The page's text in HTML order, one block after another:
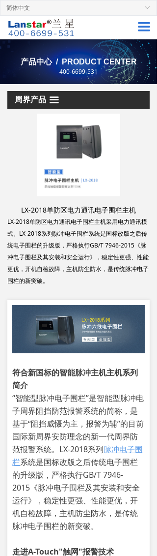
끀
首页
周界产品
解决方案
服务支持
成功案例
ꀅ
简体中文
符合新国标的智能脉冲主机主机系列
简介
“智能型脉冲电子围栏”是智能型脉冲电
子周界阻挡防范报警系统的简称，是
基于“阻挡威慑为主，报警为辅”的目前
国际新周界安防理念的新一代周界防
范报警系统。LX-2018系列脉冲电子围
栏系统是国标改版之后传统电子围栏
的升级版，严格执行GB/T 7946-
2015《脉冲电子围栏及其安装和安全
运行》，稳定性更强、性能更优，开
机自检故障，主机防尘防水，是传统
脉冲电子围栏的新突破。
走进A-Touch"触网"报警技术
产品中心 / PRODUCT CENTER
400-6699-531
LX-2018单防区电力通讯电子围栏主机
끀
周界产品
LX-2018单防区电力通讯电子围栏主机采用电力通讯模
式。LX-2018系列脉冲电子围栏系统是国标改版之后传
统电子围栏的升级版，严格执行GB/T 7946-2015《脉
冲电子围栏及其安装和安全运行》，稳定性更强、性能
更优，开机自检故障，主机防尘防水，是传统脉冲电子
围栏的新突破。